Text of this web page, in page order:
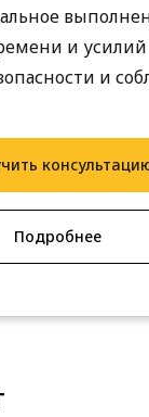
и усилий
и
Подробнее